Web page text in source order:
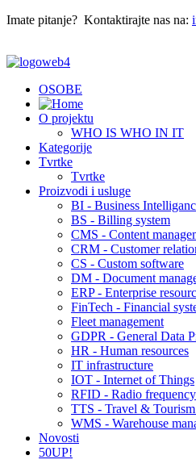
Imate pitanje? Kontaktirajte nas na:
OSOBE
O projektu
WHO IS WHO IN IT
Kategorije
Tvrtke
Tvrtke
Proizvodi i usluge
BI - Business
BS - Billing system
CMS - Content
CRM - Customer
CS - Custom software
DM - Document
ERP - Enterprise
FinTech - Financial
Fleet management
GDPR - General Data
HR - Human resources
IT infrastructure
IOT - Internet of Things
RFID - Radio
TTS - Travel &
WMS - Warehouse
Novosti
50UP!